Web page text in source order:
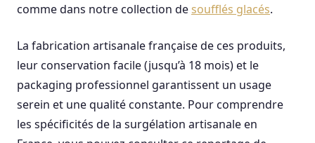
comme dans notre collection desoufflés glacés.
La fabrication artisanale française de ces produits,
leur conservation facile (jusqu’à 18 mois) et le
packaging professionnel garantissent un usage
serein et une qualité constante. Pour comprendre
les spécificités de la surgélation artisanale en